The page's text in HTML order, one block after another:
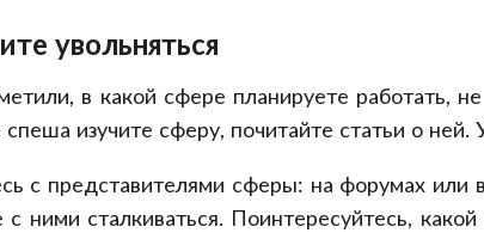
увольняться
в какой сфере планируете работать,
изучите сферу, почитайте статьи о
с представителями сферы: на форумах или
с ними сталкиваться. Поинтересуйтесь,